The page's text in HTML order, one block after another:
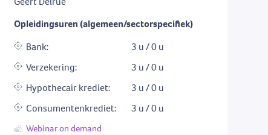
Opleidingsuren (algemeen/sectorspecifiek)
Bank:
3 u / 0 u
Verzekering:
3 u / 0 u
Hypothecair krediet:
3 u / 0 u
Consumentenkrediet:
3 u / 0 u
Webinar on demand